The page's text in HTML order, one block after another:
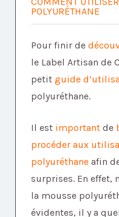
POLYURÉTHANE
Pour finir de
le Label Artisan de
petit guide
polyuréthane.
Il est important de
procéder aux
polyuréthane afin
surprises. En effet,
la mousse
évidentes, il y a